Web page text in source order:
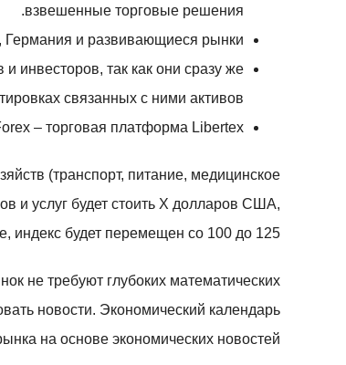
взвешенные торговые решения.
Германия и развивающиеся рынки.
инвесторов, так как они сразу же
связанных с ними активов.
– торговая платформа Libertex.
(транспорт, питание, медицинское
и услуг будет стоить X долларов США,
индекс будет перемещен со 100 до 125.
не требуют глубоких математических
новости. Экономический календарь
на основе экономических новостей.